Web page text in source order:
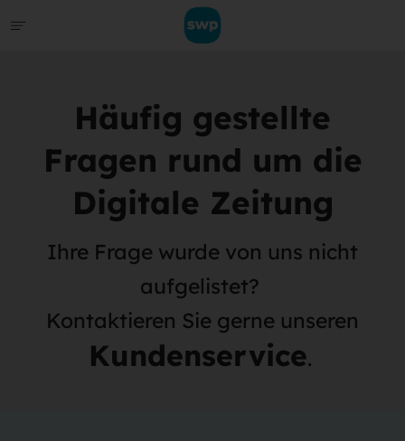
Häufig gestellte
Fragen rund um die
Digitale Zeitung
Ihre Frage wurde von uns nicht
aufgelistet?
Kontaktieren Sie gerne unseren
Kundenservice.